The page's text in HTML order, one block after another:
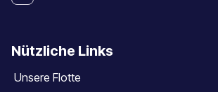
Nützliche Links
Unsere Flotte